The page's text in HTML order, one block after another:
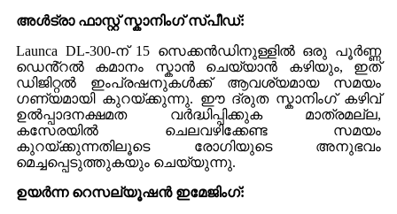
അൾട്രാ ഫാസ്റ്റ് സ്കാനിംഗ് സ്പീഡ്:
Launca DL-300-ന് 15 സെക്കൻഡിനുള്ളിൽ ഒരു പൂർണ്ണ
ഡെൻ്റൽ കമാനം സ്കാൻ ചെയ്യാൻ കഴിയും, ഇത്
ഡിജിറ്റൽ ഇംപ്രഷനുകൾക്ക് ആവശ്യമായ സമയം
ഗണ്യമായി കുറയ്ക്കുന്നു. ഈ ദ്രുത സ്കാനിംഗ് കഴിവ്
ഉൽപ്പാദനക്ഷമത വർദ്ധിപ്പിക്കുക മാത്രമല്ല,
കസേരയിൽ ചെലവഴിക്കേണ്ട സമയം
കുറയ്ക്കുന്നതിലൂടെ രോഗിയുടെ അനുഭവം
മെച്ചപ്പെടുത്തുകയും ചെയ്യുന്നു.
ഉയർന്ന റെസല്യൂഷൻ ഇമേജിംഗ്: